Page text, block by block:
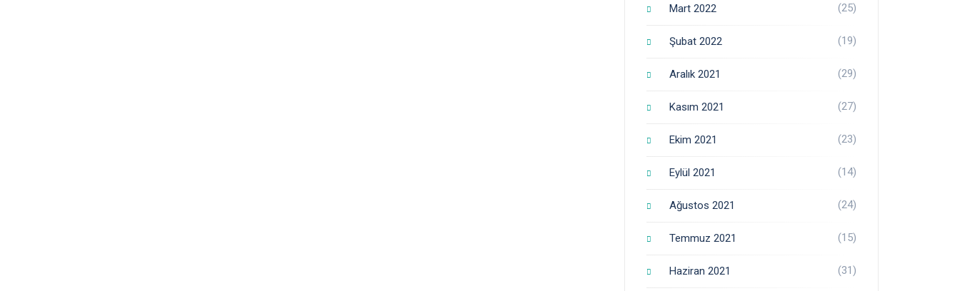
Mart 2022 (25)
Şubat 2022 (19)
Aralık 2021 (29)
Kasım 2021 (27)
Ekim 2021 (23)
Eylül 2021 (14)
Ağustos 2021 (24)
Temmuz 2021 (15)
Haziran 2021 (31)